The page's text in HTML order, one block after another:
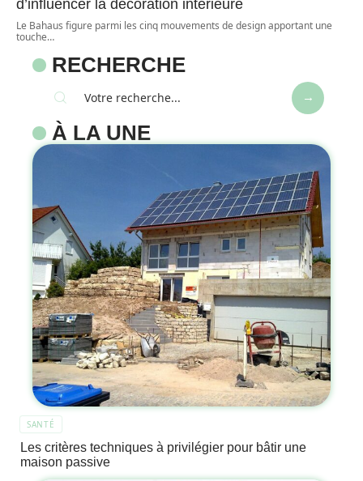
d’influencer la décoration intérieure
Le Bahaus figure parmi les cinq mouvements de design apportant une
touche…
RECHERCHE
À LA UNE
SANTÉ
Les critères techniques à privilégier pour bâtir une
maison passive